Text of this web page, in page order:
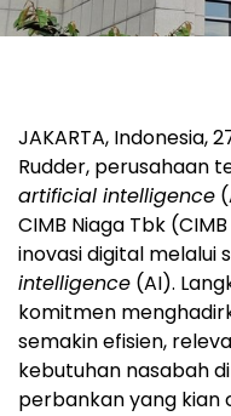
JAKARTA, Indonesia,
Rudder, perusahaan
artificial intelligence
CIMB Niaga Tbk
inovasi digital melalui
intelligence (AI).
komitmen
semakin efisien,
kebutuhan nasabah
perbankan yang kian